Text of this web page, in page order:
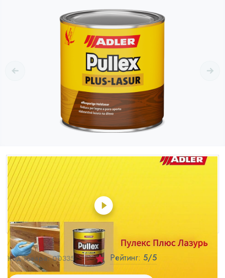
Код товара:00335 Рейтинг: 5/5